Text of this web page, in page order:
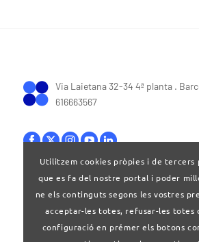
Via Laietana 32-34 4ª planta .
616663567
Bases legals |
Utilitzem cookies pròpies i de tercers
que es fa del nostre portal i poder
ne els continguts segons les vostres
acceptar-les totes, refusar-les totes
configuració en prémer els botons